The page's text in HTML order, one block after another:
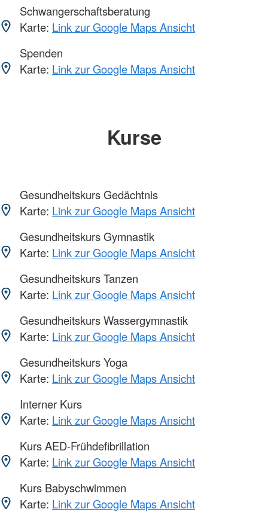
Schwangerschaftsberatung
Karte: Link zur Google Maps Ansicht
Spenden
Karte: Link zur Google Maps Ansicht
Kurse
Gesundheitskurs Gedächtnis
Karte: Link zur Google Maps Ansicht
Gesundheitskurs Gymnastik
Karte: Link zur Google Maps Ansicht
Gesundheitskurs Tanzen
Karte: Link zur Google Maps Ansicht
Gesundheitskurs Wassergymnastik
Karte: Link zur Google Maps Ansicht
Gesundheitskurs Yoga
Karte: Link zur Google Maps Ansicht
Interner Kurs
Karte: Link zur Google Maps Ansicht
Kurs AED-Frühdefibrillation
Karte: Link zur Google Maps Ansicht
Kurs Babyschwimmen
Karte: Link zur Google Maps Ansicht